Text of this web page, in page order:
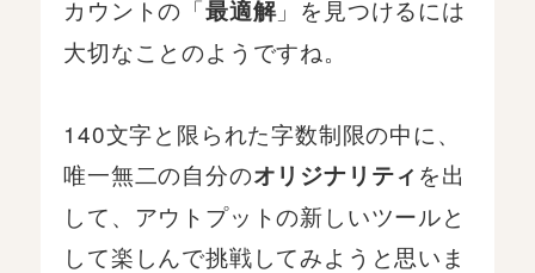
カウントの「最適解」を見つけるには
大切なことのようですね。
140文字と限られた字数制限の中に、
唯一無二の自分のオリジナリティ を出
して、アウトプットの新しいツールと
して楽しんで挑戦してみようと思いま